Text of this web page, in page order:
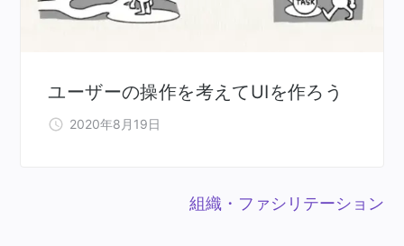
ユーザーの操作を考えてUIを作ろう
2020年8月19日
組織・ファシリテーション